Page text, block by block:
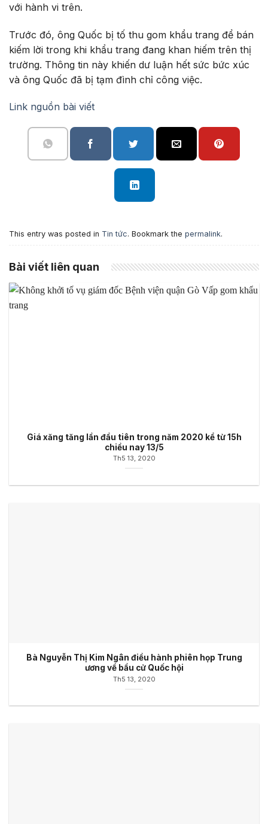
với hành vi trên.
Trước đó, ông Quốc bị tố thu gom khẩu trang để bán
kiếm lời trong khi khẩu trang đang khan hiếm trên thị
trường. Thông tin này khiến dư luận hết sức bức xúc
và ông Quốc đã bị tạm đình chỉ công việc.
Link nguồn bài viết
This entry was posted in Tin tức. Bookmark the permalink.
Bài viết liên quan
Giá xăng tăng lần đầu tiên trong năm 2020 kể từ 15h
chiều nay 13/5
Th5 13, 2020
Bà Nguyễn Thị Kim Ngân điều hành phiên họp Trung
ương về bầu cử Quốc hội
Th5 13, 2020